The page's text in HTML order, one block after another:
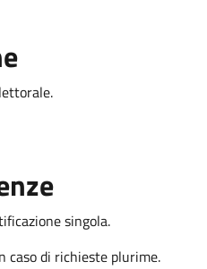
singola.
caso di richieste plurime.